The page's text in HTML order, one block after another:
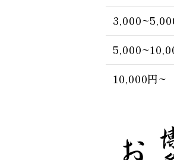
10,000円~